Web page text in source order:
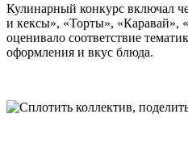
Кулинарный конкурс включал
и кексы», «Торты»,
оценивало соответствие
оформления и вкус блюда.